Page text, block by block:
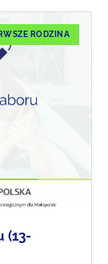
RODZINA
(13-